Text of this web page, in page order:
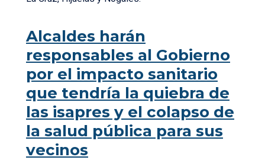
Alcaldes harán
responsables al Gobierno
por el impacto sanitario
que tendría la quiebra de
las isapres y el colapso de
la salud pública para sus
vecinos